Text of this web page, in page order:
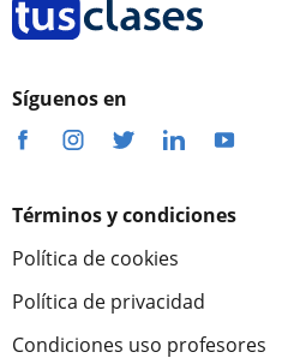
Síguenos en
Términos y condiciones
Política de cookies
Política de privacidad
Condiciones uso profesores